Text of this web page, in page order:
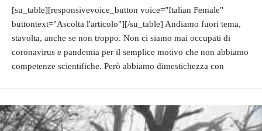
[su_table][responsivevoice_button voice="Italian Female"
buttontext="Ascolta l'articolo"][/su_table] Andiamo fuori tema,
stavolta, anche se non troppo. Non ci siamo mai occupati di
coronavirus e pandemia per il semplice motivo che non abbiamo
competenze scientifiche. Però abbiamo dimestichezza con